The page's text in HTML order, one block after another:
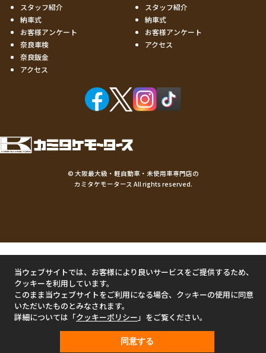
スタッフ紹介
納車式
お客様アンケート
奈良車検
奈良鈑金
アクセス
スタッフ紹介
納車式
お客様アンケート
アクセス
© 大阪最大級・軽自動車・未使用車専門店の
カミタケモータース All rights reserved.
当ウェブサイトでは、お客様により良いサービスをご提供するため、
クッキーを利用しています。
このまま当ウェブサイトをご利用になる場合、クッキーの使用に同意
いただいたものとみなされます。
詳細については「クッキーポリシー 」をご覧ください。
同意する